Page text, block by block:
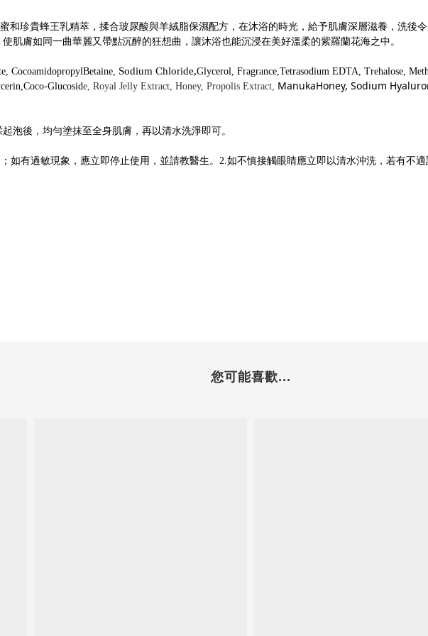
和珍貴蜂王乳精萃，揉合玻尿酸與羊絨脂保濕配方，在沐浴的時光，給予肌膚深層滋養，洗後
肌膚如同一曲華麗又帶點沉醉的狂想曲，讓沐浴也能沉浸在美好溫柔的紫羅蘭花海之中。
CocoamidopropylBetaine, Sodium Chloride,Glycerol, Fragrance,Tetrasodium EDTA, Trehalose,
Glucoside, Royal Jelly Extract, Honey, Propolis Extract, ManukaHoney, Sodium
泡後，均勻塗抹至全身肌膚，再以清水洗淨即可。
如有過敏現象，應立即停止使用，並請教醫生。 2.如不慎接觸眼睛應立即以清水沖洗，若有不適
您可能喜歡...